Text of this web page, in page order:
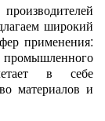
широкий
применения:
в себе
материалов и